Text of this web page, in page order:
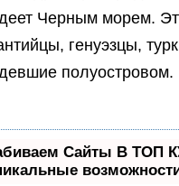
Черным морем.
генуэзцы,
полуостровом.
Сайты В ТОП